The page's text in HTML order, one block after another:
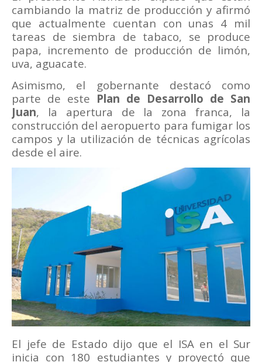
cambiando la matriz de producción y afirmó
que actualmente cuentan con unas 4 mil
tareas de siembra de tabaco, se produce
papa, incremento de producción de limón,
uva, aguacate.
Asimismo, el gobernante destacó como
parte de este Plan de Desarrollo de San
Juan, la apertura de la zona franca, la
construcción del aeropuerto para fumigar los
campos y la utilización de técnicas agrícolas
desde el aire.
El jefe de Estado dijo que el ISA en el Sur
inicia con 180 estudiantes y proyectó que